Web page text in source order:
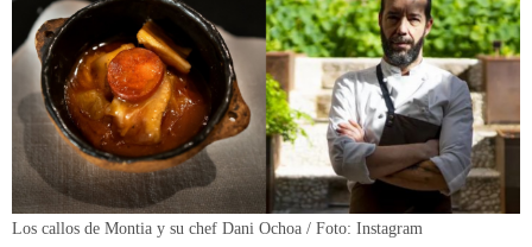
Los callos de Montia y su chef Dani Ochoa / Foto: Instagram